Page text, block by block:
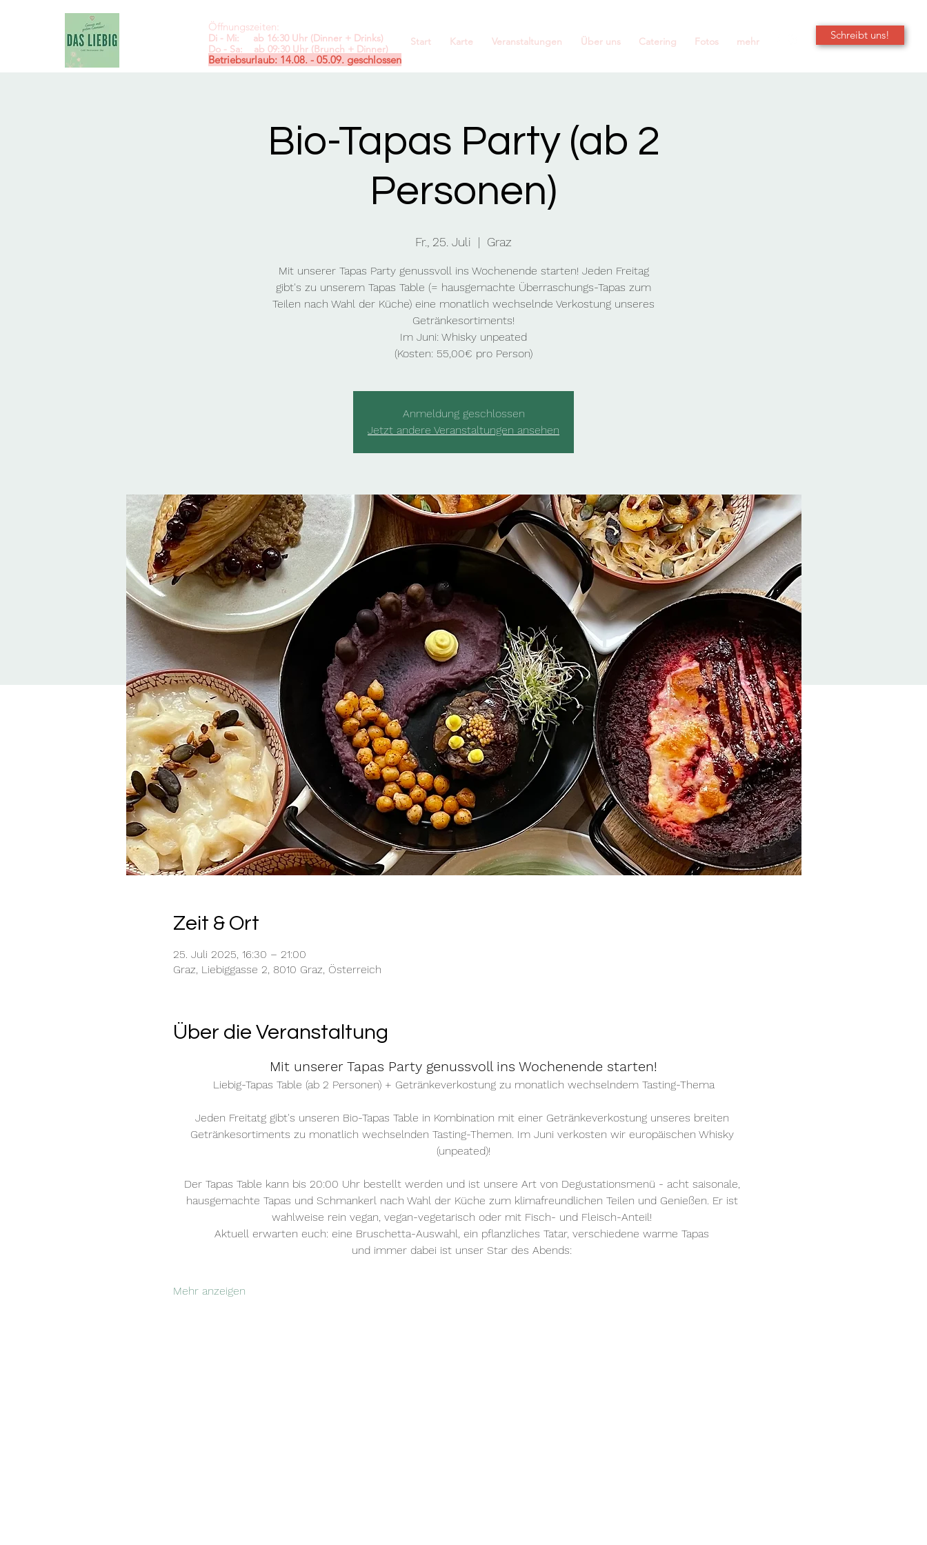
Schreibt uns!
Öffnungszeiten:
Di - Mi: ab 16:30 Uhr (Dinner + Drinks)
Do - Sa: ab 09:30 Uhr (Brunch + Dinner)
Betriebsurlaub: 14.08. - 05.09. geschlossen
Start Karte Veranstaltungen Über uns Catering Fotos mehr
Bio-Tapas Party (ab 2
Personen)
Fr., 25. Juli
  |
Graz
Mit unserer Tapas Party genussvoll ins Wochenende starten! Jeden Freitag
gibt's zu unserem Tapas Table (= hausgemachte Überraschungs-Tapas zum
Teilen nach Wahl der Küche) eine monatlich wechselnde Verkostung unseres
Getränkesortiments!
Im Juni: Whisky unpeated
(Kosten: 55,00€ pro Person)
Anmeldung geschlossen
Jetzt andere Veranstaltungen ansehen
Zeit & Ort
25. Juli 2025, 16:30 – 21:00
Graz, Liebiggasse 2, 8010 Graz, Österreich
Über die Veranstaltung
Mit unserer Tapas Party genussvoll ins Wochenende starten!
Liebig-Tapas Table (ab 2 Personen) + Getränkeverkostung zu monatlich wechselndem Tasting-Thema
Jeden Freitatg gibt's unseren Bio-Tapas Table in Kombination mit einer Getränkeverkostung unseres breiten
Getränkesortiments zu monatlich wechselnden Tasting-Themen. Im Juni verkosten wir europäischen Whisky
(unpeated)!
Der Tapas Table kann bis 20:00 Uhr bestellt werden und ist unsere Art von Degustationsmenü - acht saisonale,
hausgemachte Tapas und Schmankerl nach Wahl der Küche zum klimafreundlichen Teilen und Genießen. Er ist
wahlweise rein vegan, vegan-vegetarisch oder mit Fisch- und Fleisch-Anteil!
Aktuell erwarten euch: eine Bruschetta-Auswahl, ein pflanzliches Tatar, verschiedene warme Tapas
und immer dabei ist unser Star des Abends:
Mehr anzeigen